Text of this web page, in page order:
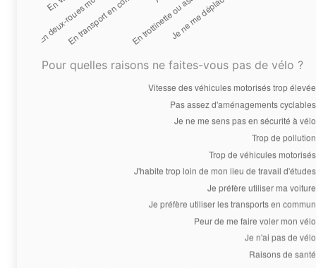
Pour quelles raisons ne faites-vous pas de vélo ?